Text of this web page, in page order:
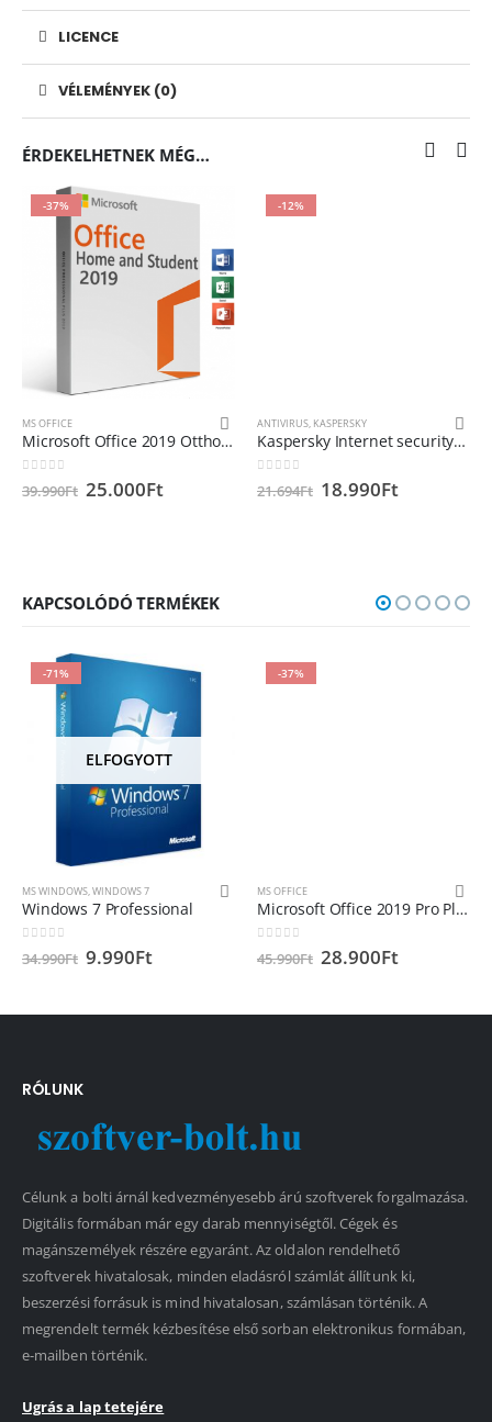
LICENCE
VÉLEMÉNYEK (0)
ÉRDEKELHETNEK MÉG…
-37%
MS OFFICE
Microsoft Office 2019 Otthoni és diák
39.990Ft 25.000Ft
-12%
ANTIVIRUS, KASPERSKY
Kaspersky Internet security 2020 – 1 eszköz 1 év
21.694Ft 18.990Ft
KAPCSOLÓDÓ TERMÉKEK
-71%
ELFOGYOTT
MS WINDOWS,WINDOWS 7
Windows 7 Professional
34.990Ft 9.990Ft
-37%
MS OFFICE
Microsoft Office 2019 Pro Plus termékkulcs Microsoft Fiókhoz hozzárendelhető
45.990Ft 28.900Ft
RÓLUNK
Célunk a bolti árnál kedvezményesebb árú szoftverek forgalmazása.
Digitális formában már egy darab mennyiségtől. Cégek és
magánszemélyek részére egyaránt. Az oldalon rendelhető
szoftverek hivatalosak, minden eladásról számlát állítunk ki,
beszerzési forrásuk is mind hivatalosan, számlásan történik. A
megrendelt termék kézbesítése első sorban elektronikus formában,
e-mailben történik.
Ugrás a lap tetejére